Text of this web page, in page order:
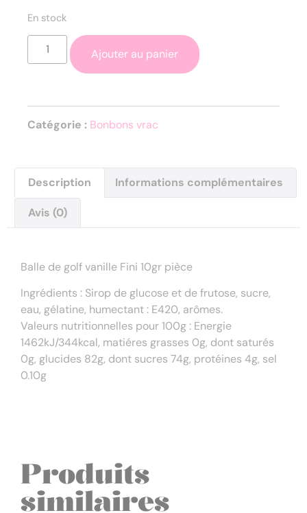
En stock
Ajouter au panier
Catégorie : Bonbons vrac
Description Informations complémentaires
Avis (0)
Balle de golf vanille Fini 10gr pièce
Ingrédients : Sirop de glucose et de frutose, sucre,
eau, gélatine, humectant : E420, arômes.
Valeurs nutritionnelles pour 100g : Energie
1462kJ/344kcal, matiéres grasses 0g, dont saturés
0g, glucides 82g, dont sucres 74g, protéines 4g, sel
0.10g
Produits
similaires